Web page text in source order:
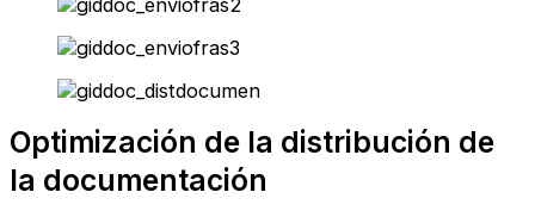
Optimización de la distribución de
la documentación